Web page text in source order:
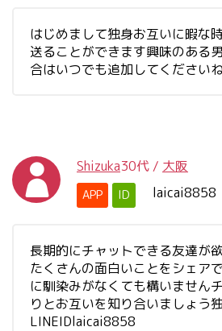
はじめまして独身お互いに暇な
送ることができます興味のある
合はいつでも追加してください
Shizuka30代 / 大阪
APP ID laicai8858
長期的にチャットできる友達が
たくさんの面白いことをシェア
に馴染みがなくても構いません
りとお互いを知り合いましょう
LINEIDlaicai8858